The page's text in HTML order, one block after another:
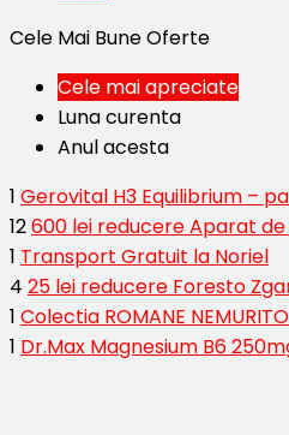
Cele Mai Bune Oferte
Cele mai apreciate
Luna curenta
Anul acesta
1 Gerovital H3 Equilibrium –
12600 lei reducere Aparat de
1 Transport Gratuit la Noriel
4 25 lei reducere Foresto
1 Colectia ROMANE
1 Dr.Max Magnesium B6